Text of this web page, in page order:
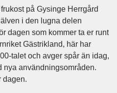
på Gysinge Herrgård
i den lugna delen
dagen som kommer ta er runt
Gästrikland, här har
talet och avger spår än idag,
nya användningsområden.
dagen.